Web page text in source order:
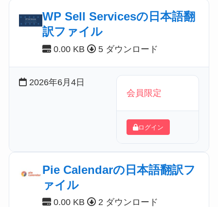
WP Sell Servicesの日本語翻
訳ファイル
0.00 KB 5 ダウンロード
2026年6月4日
会員限定
ログイン
Pie Calendarの日本語翻訳フ
ァイル
0.00 KB 2 ダウンロード